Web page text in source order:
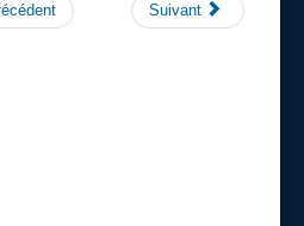
Suivant